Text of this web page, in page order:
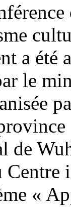
a été
le
de
«